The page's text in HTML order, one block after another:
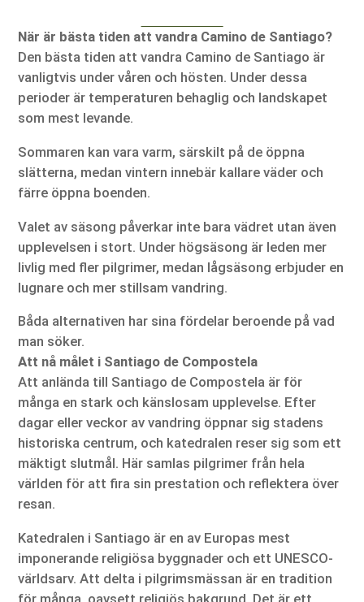
När är bästa tiden att vandra Camino de Santiago?
Den bästa tiden att vandra Camino de Santiago är
vanligtvis under våren och hösten. Under dessa
perioder är temperaturen behaglig och landskapet
som mest levande.
Sommaren kan vara varm, särskilt på de öppna
slätterna, medan vintern innebär kallare väder och
färre öppna boenden.
Valet av säsong påverkar inte bara vädret utan även
upplevelsen i stort. Under högsäsong är leden mer
livlig med fler pilgrimer, medan lågsäsong erbjuder en
lugnare och mer stillsam vandring.
Båda alternativen har sina fördelar beroende på vad
man söker.
Att nå målet i Santiago de Compostela
Att anlända till Santiago de Compostela är för
många en stark och känslosam upplevelse. Efter
dagar eller veckor av vandring öppnar sig stadens
historiska centrum, och katedralen reser sig som ett
mäktigt slutmål. Här samlas pilgrimer från hela
världen för att fira sin prestation och reflektera över
resan.
Katedralen i Santiago är en av Europas mest
imponerande religiösa byggnader och ett UNESCO-
världsarv. Att delta i pilgrimsmässan är en tradition